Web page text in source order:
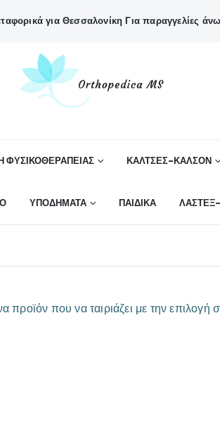
για Θεσσαλονίκη Για παραγγελίες
ΦΥΣΙΚΟΘΕΡΑΠΕΙΑΣ ΚΑΛΤΣΕΣ-ΚΑΛΣΟΝ
ΥΠΟΔΗΜΑΤΑ ΠΑΙΔΙΚΑ
προϊόν που να ταιριάζει με την επιλογή